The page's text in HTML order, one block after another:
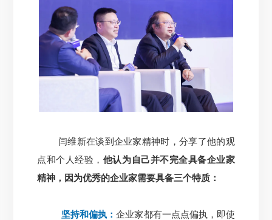
闫维新在谈到企业家精神时，分享了他的观
点和个人经验， 他认为自己并不完全具备企业家
精神， 因为优秀的企业家需要具备三个特质：
坚持和偏执：企业家都有一点点偏执，即使